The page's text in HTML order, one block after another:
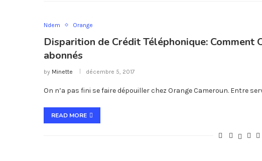
Ndem Orange
Disparition de Crédit Téléphonique: Comment
abonnés
by Minette décembre 5, 2017
On n’a pas fini se faire dépouiller chez Orange Cameroun. Entre
READ MORE